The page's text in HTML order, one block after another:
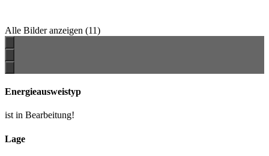
Alle Bilder anzeigen (11)
Energieausweistyp
ist in Bearbeitung!
Lage